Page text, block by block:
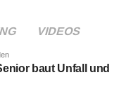
VIDEOS
baut Unfall und